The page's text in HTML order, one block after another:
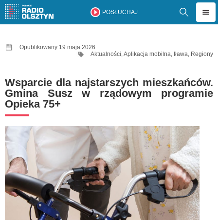
POSŁUCHAJ
Opublikowany 19 maja 2026
Aktualności,Aplikacja mobilna, Iława, Regiony
Wsparcie dla najstarszych mieszkańców.
Gmina Susz w rządowym programie
Opieka 75+